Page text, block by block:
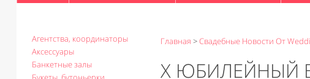
Агентства, координаторы
Аксессуары
Банкетные залы
Главная >Свадебные Новости От
X ЮБИЛЕЙНЫЙ